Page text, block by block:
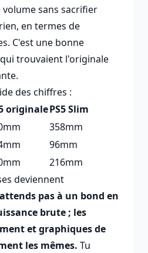
sans sacrifier
en termes de
C'est une bonne
trouvaient l'originale
des chiffres :
originalePS5 Slim
358mm
96mm
216mm
deviennent
pas à un bond en
brute ; les
et graphiques de
les mêmes. Tu